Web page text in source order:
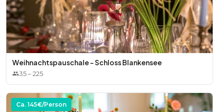
* Geiger Prosecco, alkoholfrei
* Beck’s Pils vom Fass (oder ähnliche Qualität)
Weihnachtspauschale - Schloss Blankensee
35–225
Ca. 145€/Person